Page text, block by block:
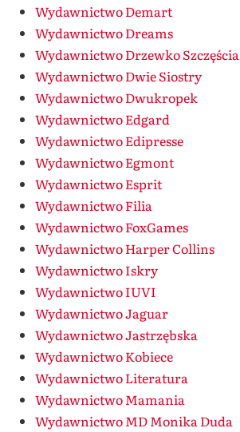
Wydawnictwo Demart
Wydawnictwo Dreams
Wydawnictwo Drzewko Szczęścia
Wydawnictwo Dwie Siostry
Wydawnictwo Dwukropek
Wydawnictwo Edgard
Wydawnictwo Edipresse
Wydawnictwo Egmont
Wydawnictwo Esprit
Wydawnictwo Filia
Wydawnictwo FoxGames
Wydawnictwo Harper Collins
Wydawnictwo Iskry
Wydawnictwo IUVI
Wydawnictwo Jaguar
Wydawnictwo Jastrzębska
Wydawnictwo Kobiece
Wydawnictwo Literatura
Wydawnictwo Mamania
Wydawnictwo MD Monika Duda